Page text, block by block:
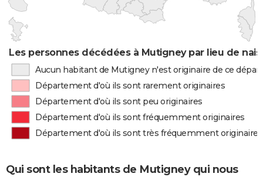
Les personnes décédées à Mutigney par lieu de
Aucun habitant de Mutigney n'est originaire de ce
Département d'où ils sont rarement originaires
Département d'où ils sont peu originaires
Département d'où ils sont fréquemment originaires
Département d'où ils sont très fréquemment originaires
Qui sont les habitants de Mutigney qui nous